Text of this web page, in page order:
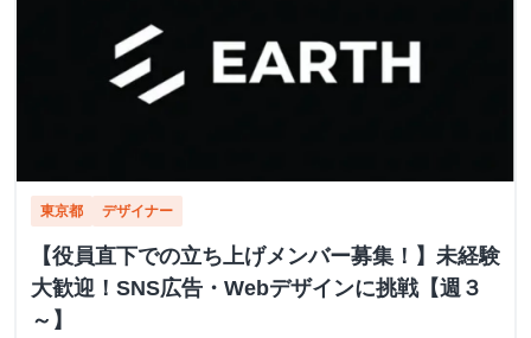
東京都 デザイナー
【役員直下での立ち上げメンバー募集！】未経験
大歓迎！SNS広告・Webデザインに挑戦【週３
～】